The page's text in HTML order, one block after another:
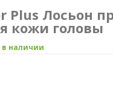
Plus Лосьон
кожи головы
в наличии